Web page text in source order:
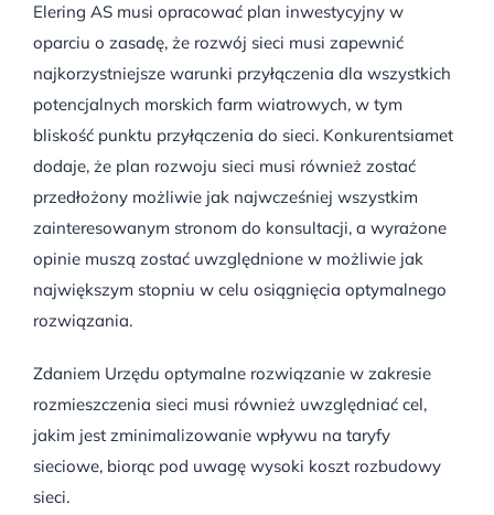
Elering AS musi opracować plan inwestycyjny w
oparciu o zasadę, że rozwój sieci musi zapewnić
najkorzystniejsze warunki przyłączenia dla wszystkich
potencjalnych morskich farm wiatrowych, w tym
bliskość punktu przyłączenia do sieci. Konkurentsiamet
dodaje, że plan rozwoju sieci musi również zostać
przedłożony możliwie jak najwcześniej wszystkim
zainteresowanym stronom do konsultacji, a wyrażone
opinie muszą zostać uwzględnione w możliwie jak
największym stopniu w celu osiągnięcia optymalnego
rozwiązania.
Zdaniem Urzędu optymalne rozwiązanie w zakresie
rozmieszczenia sieci musi również uwzględniać cel,
jakim jest zminimalizowanie wpływu na taryfy
sieciowe, biorąc pod uwagę wysoki koszt rozbudowy
sieci.